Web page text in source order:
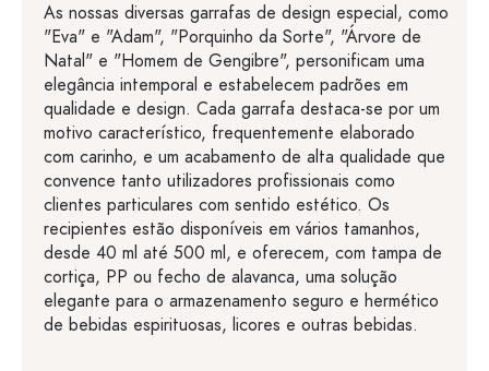
As nossas diversas garrafas de design especial, como
"Eva" e "Adam", "Porquinho da Sorte", "Árvore de
Natal" e "Homem de Gengibre", personificam uma
elegância intemporal e estabelecem padrões em
qualidade e design. Cada garrafa destaca-se por um
motivo característico, frequentemente elaborado
com carinho, e um acabamento de alta qualidade que
convence tanto utilizadores profissionais como
clientes particulares com sentido estético. Os
recipientes estão disponíveis em vários tamanhos,
desde 40 ml até 500 ml, e oferecem, com tampa de
cortiça, PP ou fecho de alavanca, uma solução
elegante para o armazenamento seguro e hermético
de bebidas espirituosas, licores e outras bebidas.